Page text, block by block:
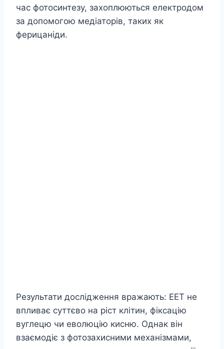
час фотосинтезу, захоплюються електродом
за допомогою медіаторів, таких як
ферицаніди.
Результати дослідження вражають: EET не
впливає суттєво на ріст клітин, фіксацію
вуглецю чи еволюцію кисню. Однак він
взаємодіє з фотозахисними механізмами,